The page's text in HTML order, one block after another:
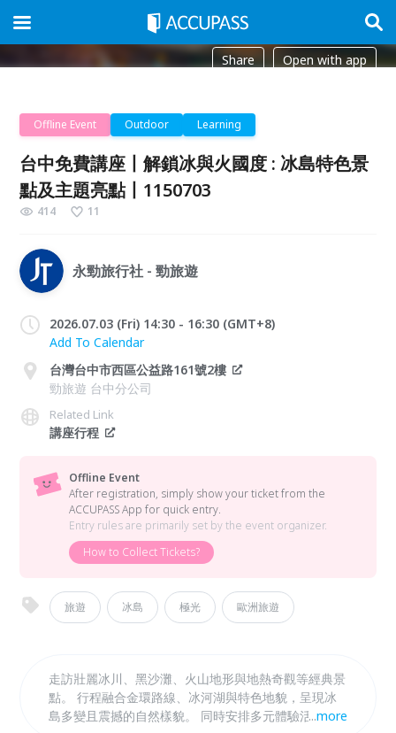
Share Open with app
Offline Event Outdoor Learning
台中免費講座丨解鎖冰與火國度 : 冰島特色景
點及主題亮點丨1150703
414 11
永勁旅行社 - 勁旅遊
2026.07.03 (Fri) 14:30 - 16:30 (GMT+8)
Add To Calendar
台灣台中市西區公益路161號2樓
勁旅遊 台中分公司
Related Link
講座行程
Offline Event
After registration, simply show your ticket from the
ACCUPASS App for quick entry.
Entry rules are primarily set by the event organizer.
How to Collect Tickets?
旅遊 冰島 極光 歐洲旅遊
走訪壯麗冰川、黑沙灘、火山地形與地熱奇觀等經典景
點。 行程融合金環路線、冰河湖與特色地貌，呈現冰
島多變且震撼的自然樣貌。 同時安排多元體驗活動，
...more